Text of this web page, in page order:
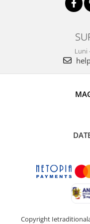
Luni
Copyright